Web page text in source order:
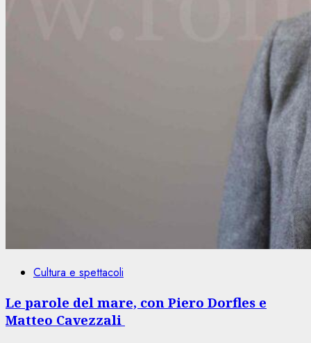
Cultura e spettacoli
Le parole del mare, con Piero Dorfles e
Matteo Cavezzali